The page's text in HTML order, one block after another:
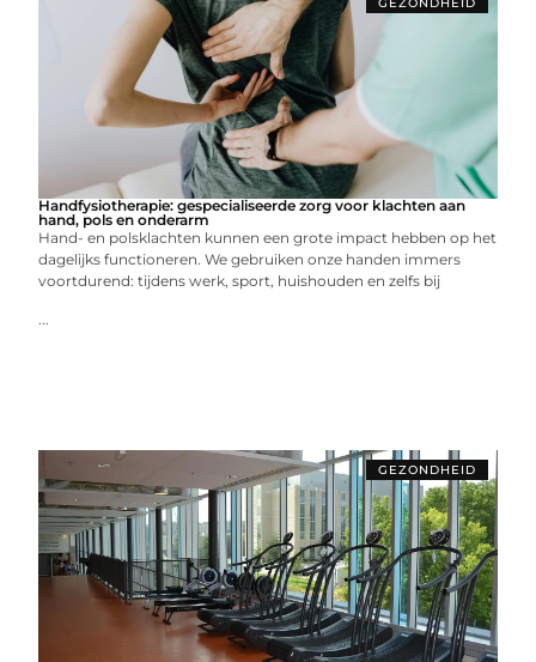
Handfysiotherapie: gespecialiseerde zorg voor klachten aan
hand, pols en onderarm
Hand- en polsklachten kunnen een grote impact hebben op het
dagelijks functioneren. We gebruiken onze handen immers
voortdurend: tijdens werk, sport, huishouden en zelfs bij
...
GEZONDHEID